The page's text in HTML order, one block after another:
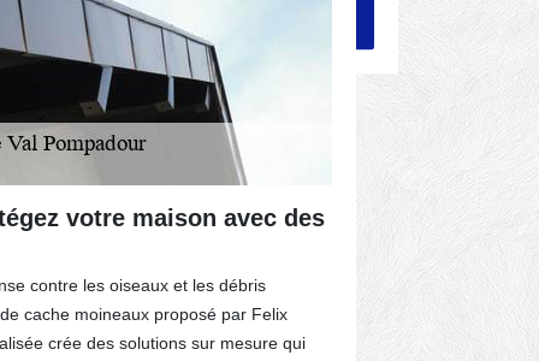
votre maison avec des
contre les oiseaux et les débris
cache moineaux proposé par Felix
crée des solutions sur mesure qui
autant de
met à votre